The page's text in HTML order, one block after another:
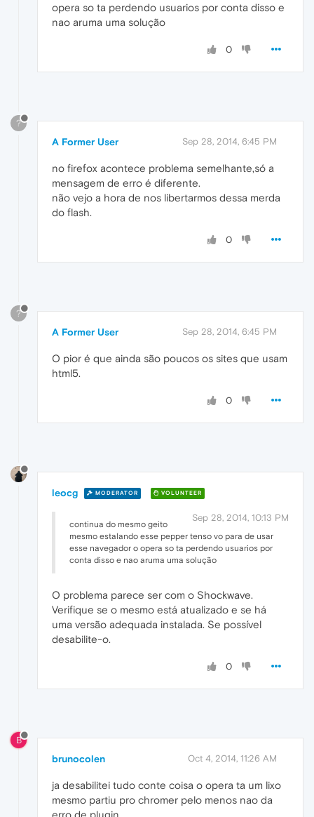
opera so ta perdendo usuarios por conta disso e
nao aruma uma solução
0
?
A Former User Sep 28, 2014, 6:45 PM
no firefox acontece problema semelhante,só a
mensagem de erro é diferente.
não vejo a hora de nos libertarmos dessa merda
do flash.
0
?
A Former User Sep 28, 2014, 6:45 PM
O pior é que ainda são poucos os sites que usam
html5.
0
leocg MODERATOR VOLUNTEER
Sep 28, 2014, 10:13 PM
continua do mesmo geito
mesmo estalando esse pepper tenso vo para de usar
esse navegador o opera so ta perdendo usuarios por
conta disso e nao aruma uma solução
O problema parece ser com o Shockwave.
Verifique se o mesmo está atualizado e se há
uma versão adequada instalada. Se possível
desabilite-o.
0
B
brunocolen Oct 4, 2014, 11:26 AM
ja desabilitei tudo conte coisa o opera ta um lixo
mesmo partiu pro chromer pelo menos nao da
erro de plugin